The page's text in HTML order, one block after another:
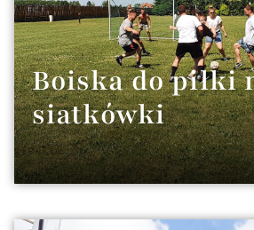
Boiska do piłki
siatkówki